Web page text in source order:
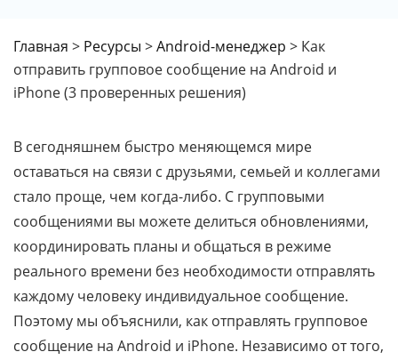
Главная > Ресурсы >Android-менеджер > Как
отправить групповое сообщение на Android и
iPhone (3 проверенных решения)
В сегодняшнем быстро меняющемся мире
оставаться на связи с друзьями, семьей и коллегами
стало проще, чем когда-либо. С групповыми
сообщениями вы можете делиться обновлениями,
координировать планы и общаться в режиме
реального времени без необходимости отправлять
каждому человеку индивидуальное сообщение.
Поэтому мы объяснили, как отправлять групповое
сообщение на Android и iPhone. Независимо от того,